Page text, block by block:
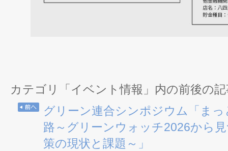
カテゴリ「イベント情報」内の前後の
グリーン連合シンポジウム「ま
路～グリーンウォッチ2026から
策の現状と課題～」